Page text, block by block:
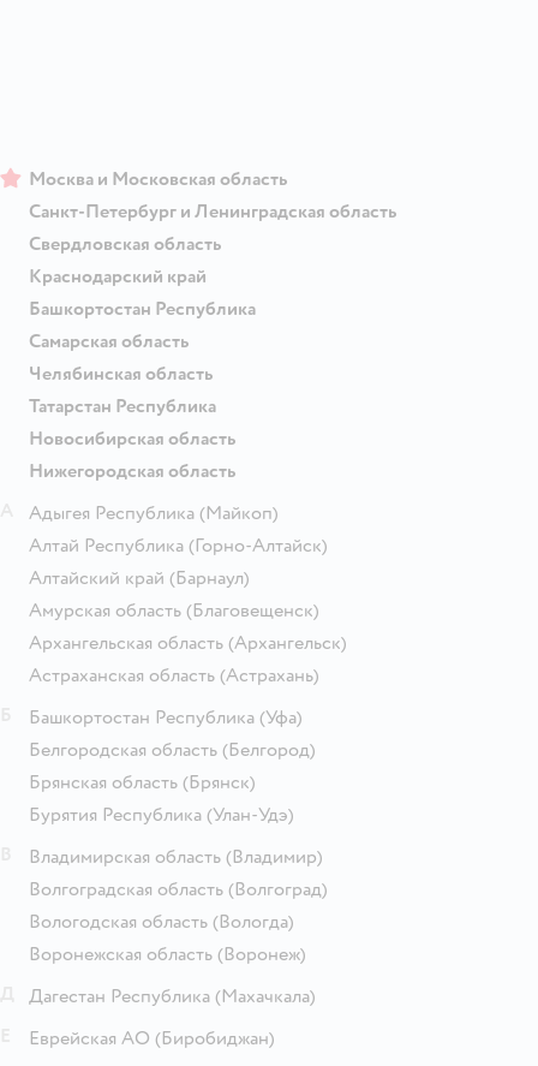
Москва и Московская область
Санкт-Петербург и Ленинградская область
Свердловская область
Краснодарский край
Башкортостан Республика
Самарская область
Челябинская область
Татарстан Республика
Новосибирская область
Нижегородская область
Адыгея Республика (Майкоп)
Алтай Республика (Горно-Алтайск)
Алтайский край (Барнаул)
Амурская область (Благовещенск)
Архангельская область (Архангельск)
Астраханская область (Астрахань)
Башкортостан Республика (Уфа)
Белгородская область (Белгород)
Брянская область (Брянск)
Бурятия Республика (Улан-Удэ)
Владимирская область (Владимир)
Волгоградская область (Волгоград)
Вологодская область (Вологда)
Воронежская область (Воронеж)
Дагестан Республика (Махачкала)
Еврейская АО (Биробиджан)